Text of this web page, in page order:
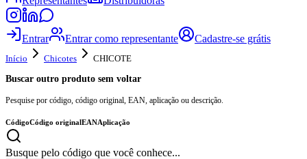
Entrar Entrar como representante Cadastre-se grátis
Início Chicotes
CHICOTE
Buscar outro produto sem voltar
Pesquise por código, código original, EAN, aplicação ou descrição.
CódigoCódigo originalEANAplicação
Busque pelo código que você conhece